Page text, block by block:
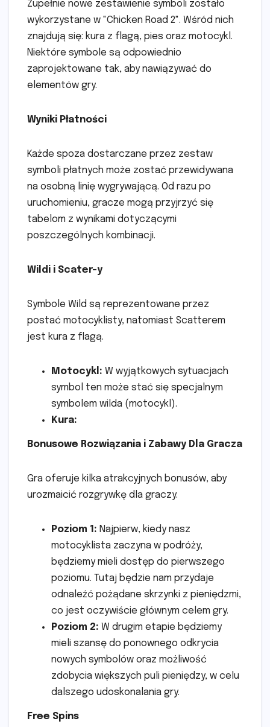
Zupełnie nowe zestawienie symboli zostało
wykorzystane w "Chicken Road 2". Wśród nich
znajdują się: kura z flagą, pies oraz motocykl.
Niektóre symbole są odpowiednio
zaprojektowane tak, aby nawiązywać do
elementów gry.
Wyniki Płatności
Każde spoza dostarczane przez zestaw
symboli płatnych może zostać przewidywana
na osobną linię wygrywającą. Od razu po
uruchomieniu, gracze mogą przyjrzyć się
tabelom z wynikami dotyczącymi
poszczególnych kombinacji.
Wildi i Scater-y
Symbole Wild są reprezentowane przez
postać motocyklisty, natomiast Scatterem
jest kura z flagą.
Motocykl: W wyjątkowych sytuacjach
symbol ten może stać się specjalnym
symbolem wilda (motocykl).
Kura:
Bonusowe Rozwiązania i Zabawy Dla Gracza
Gra oferuje kilka atrakcyjnych bonusów, aby
urozmaicić rozgrywkę dla graczy.
Poziom 1: Najpierw, kiedy nasz
motocyklista zaczyna w podróży,
będziemy mieli dostęp do pierwszego
poziomu. Tutaj będzie nam przydaje
odnaleźć pożądane skrzynki z pieniędzmi,
co jest oczywiście głównym celem gry.
Poziom 2: W drugim etapie będziemy
mieli szansę do ponownego odkrycia
nowych symbolów oraz możliwość
zdobycia większych puli pieniędzy, w celu
dalszego udoskonalania gry.
Free Spins